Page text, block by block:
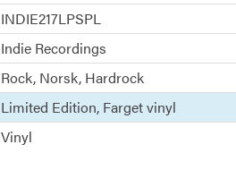
INDIE217LPSPL
Indie Recordings
Rock Norsk Hardrock
Limited Edition Farget vinyl
Vinyl